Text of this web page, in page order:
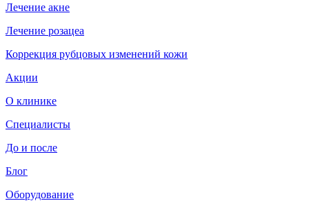
Лечение акне
Лечение розацеа
Коррекция рубцовых изменений кожи
Акции
О клинике
Специалисты
До и после
Блог
Оборудование